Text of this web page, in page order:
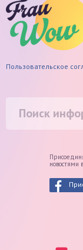
Пользовательское
новостями